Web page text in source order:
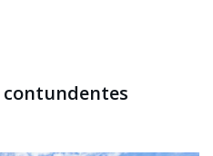
contundentes